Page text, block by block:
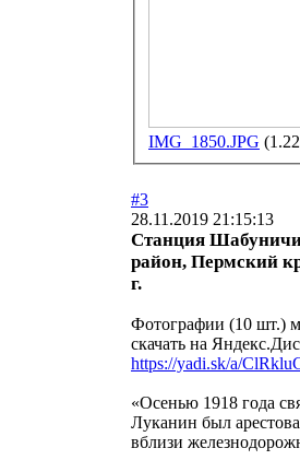
IMG_1850.JPG
#3
28.11.2019 21:15:13
Станция
район, Пермский
г.
Фотографии (10 шт.)
скачать на
https://yadi.sk/a/
«Осенью 1918 года
Луканин был
вблизи